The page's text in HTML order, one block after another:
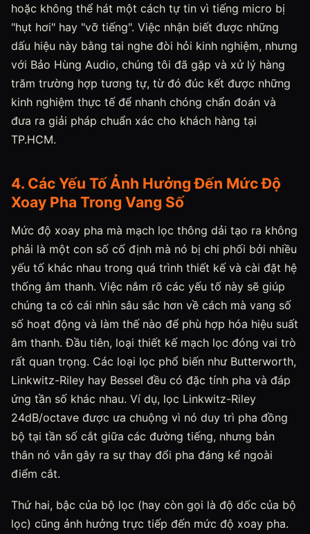
hoặc không thể hát một cách tự tin vì tiếng micro bị
"hụt hơi" hay "vỡ tiếng". Việc nhận biết được những
dấu hiệu này bằng tai nghe đòi hỏi kinh nghiệm, nhưng
với Bảo Hùng Audio, chúng tôi đã gặp và xử lý hàng
trăm trường hợp tương tự, từ đó đúc kết được những
kinh nghiệm thực tế để nhanh chóng chẩn đoán và
đưa ra giải pháp chuẩn xác cho khách hàng tại
TP.HCM.
4. Các Yếu Tố Ảnh Hưởng Đến Mức Độ
Xoay Pha Trong Vang Số
Mức độ xoay pha mà mạch lọc thông dải tạo ra không
phải là một con số cố định mà nó bị chi phối bởi nhiều
yếu tố khác nhau trong quá trình thiết kế và cài đặt hệ
thống âm thanh. Việc nắm rõ các yếu tố này sẽ giúp
chúng ta có cái nhìn sâu sắc hơn về cách mà vang số
số hoạt động và làm thế nào để phù hợp hóa hiệu suất
âm thanh. Đầu tiên, loại thiết kế mạch lọc đóng vai trò
rất quan trọng. Các loại lọc phổ biến như Butterworth,
Linkwitz-Riley hay Bessel đều có đặc tính pha và đáp
ứng tần số khác nhau. Ví dụ, lọc Linkwitz-Riley
24dB/octave được ưa chuộng vì nó duy trì pha đồng
bộ tại tần số cắt giữa các đường tiếng, nhưng bản
thân nó vẫn gây ra sự thay đổi pha đáng kể ngoài
điểm cắt.
Thứ hai, bậc của bộ lọc (hay còn gọi là độ dốc của bộ
lọc) cũng ảnh hưởng trực tiếp đến mức độ xoay pha.